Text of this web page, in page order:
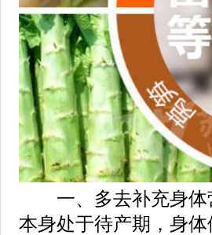
一、多去补充身体
本身处于待产期，身